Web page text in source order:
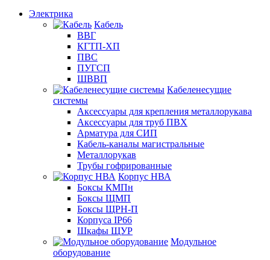
Электрика
Кабель
ВВГ
КГТП-ХП
ПВС
ПУГСП
ШВВП
Кабеленесущие
системы
Аксессуары для крепления металлорукава
Аксессуары для труб ПВХ
Арматура для СИП
Кабель-каналы магистральные
Металлорукав
Трубы гофрированные
Корпус НВА
Боксы КМПн
Боксы ЩМП
Боксы ЩРН-П
Корпуса IP66
Шкафы ЩУР
Модульное
оборудование